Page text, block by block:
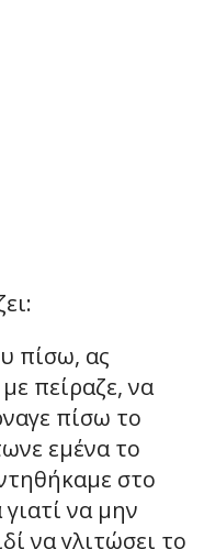
πίσω, ας
πείραζε, να
πίσω το
εμένα το
στο
να μην
να γλιτώσει το